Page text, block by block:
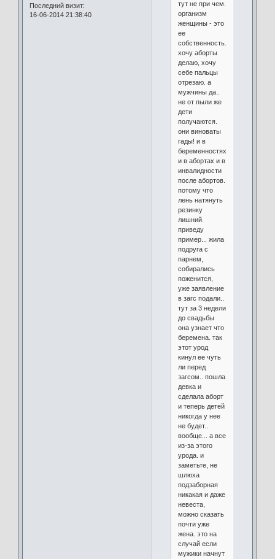
Последний визит:
16-06-2014 21:38:40
тут не при чем.
организм
женщины - это
ее
собственность.
хочу аборты
делаю, хочу
себе пальцы
отрезаю. а
мужчины да..
не от пыли же
дети
получаются.
они виноваты
гады! и в
беременностях
и в абортах и в
инвалидности
после абортов.
потому что
лень натянуть
резинку
лишний.
приведу
пример... жила
подруга с
парнем,
собирались
поженится,
уже заявление
в загс подали..
тут за 3 недели
до свадьбы
она узнает что
беремена. так
этот урод
кинул ее чуть
ли перед
загсом.. пошла
девка и
сделала аборт
и теперь детей
никогда у нее
не будет..
вообще... а все
из-за этого
урода. и
заметьте, не
шлюха
подзаборная
никакая и даже
невеста,
можно сказать
почти уже
жена. это на
случай если
мужики начнут